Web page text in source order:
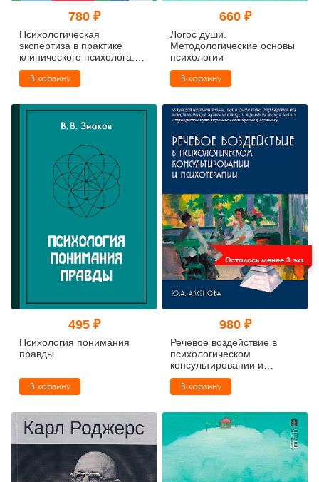
780 ₽
Психологическая
экспертиза в практике
клинического психолога.
Часть 2. Психологическая
экспертиза в судебно-
Учебное пособие
В корзину
660 ₽
Логос души.
Методологические основы
психологии
В корзину
495 ₽
Психология понимания
правды
В корзину
Осталось менее 3 экз.
980 ₽
Речевое воздействие в
психологическом
консультировании и
психотерапии: Учебно-
практическое пособие для
В корзину